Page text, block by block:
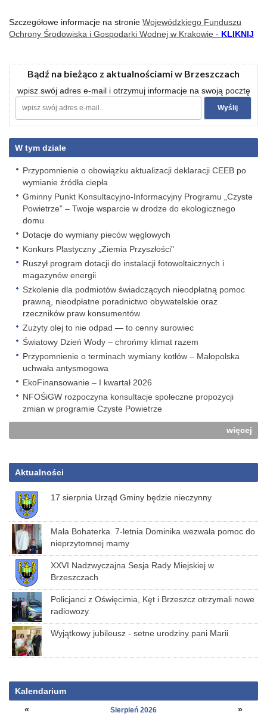
Szczegółowe informacje na stronie Wojewódzkiego Funduszu
Ochrony Środowiska i Gospodarki Wodnej w Krakowie - KLIKNIJ
Bądź na bieżąco z aktualnościami w Brzeszczach
wpisz swój adres e-mail i otrzymuj informacje na swoją pocztę
W tym dziale
Przypomnienie o obowiązku aktualizacji deklaracji CEEB po
wymianie źródła ciepła
Gminny Punkt Konsultacyjno-Informacyjny Programu „Czyste
Powietrze” – Twoje wsparcie w drodze do ekologicznego
domu
Dotacje do wymiany pieców węglowych
Konkurs Plastyczny „Ziemia Przyszłości"
Ruszył program dotacji do instalacji fotowoltaicznych i
magazynów energii
Szkolenie dla podmiotów świadczących nieodpłatną pomoc
prawną, nieodpłatne poradnictwo obywatelskie oraz
rzeczników praw konsumentów
Zużyty olej to nie odpad — to cenny surowiec
Światowy Dzień Wody – chrońmy klimat razem
Przypomnienie o terminach wymiany kotłów – Małopolska
uchwała antysmogowa
EkoFinansowanie – I kwartał 2026
NFOŚiGW rozpoczyna konsultacje społeczne propozycji
zmian w programie Czyste Powietrze
więcej
Aktualności
17 sierpnia Urząd Gminy będzie nieczynny
Mała Bohaterka. 7-letnia Dominika wezwała pomoc do
nieprzytomnej mamy
XXVI Nadzwyczajna Sesja Rady Miejskiej w
Brzeszczach
Policjanci z Oświęcimia, Kęt i Brzeszcz otrzymali nowe
radiowozy
Wyjątkowy jubileusz - setne urodziny pani Marii
Kalendarium
«
Sierpień 2026
»